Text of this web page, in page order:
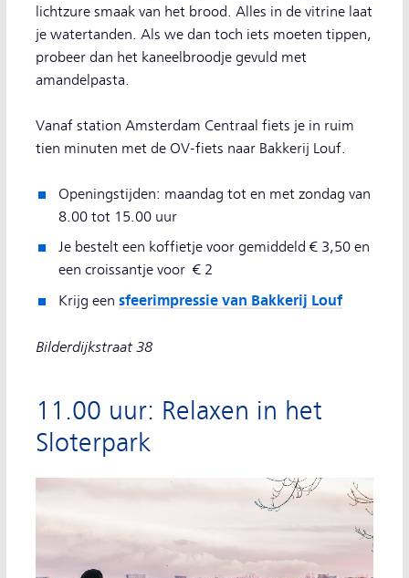
lichtzure smaak van het brood. Alles in de vitrine laat
je watertanden. Als we dan toch iets moeten tippen,
probeer dan het kaneelbroodje gevuld met
amandelpasta.
Vanaf station Amsterdam Centraal fiets je in ruim
tien minuten met de OV-fiets naar Bakkerij Louf.
Openingstijden: maandag tot en met zondag van
8.00 tot 15.00 uur
Je bestelt een koffietje voor gemiddeld € 3,50 en
een croissantje voor € 2
Krijg een sfeerimpressie van Bakkerij Louf
Bilderdijkstraat 38
11.00 uur: Relaxen in het
Sloterpark